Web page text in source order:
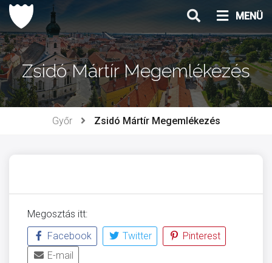
Ugrás
tartalomhoz
MENÜ
Zsidó Mártír Megemlékezés
Győr Zsidó Mártír Megemlékezés
Megosztás itt:
Facebook
Twitter
Pinterest
E-mail